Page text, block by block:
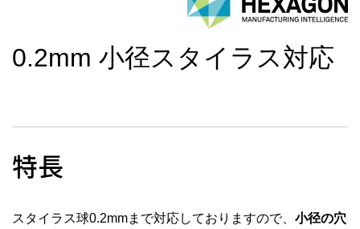
0.2mm 小径スタイラス対応
特長
スタイラス球0.2mmまで対応しておりますので、 小径の穴